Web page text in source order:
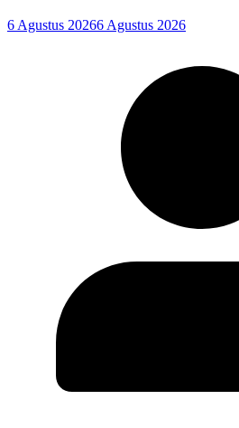
6 Agustus 20266 Agustus 2026